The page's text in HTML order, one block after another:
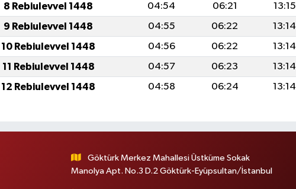
8 Rebiulevvel 1448 04:54 06:21 13:15
9 Rebiulevvel 1448 04:55 06:22 13:14
10 Rebiulevvel 1448 04:56 06:22 13:14
11 Rebiulevvel 1448 04:57 06:23 13:14
12 Rebiulevvel 1448 04:58 06:24 13:14
Göktürk Merkez Mahallesi Üstküme Sokak
Manolya Apt. No.3 D.2 Göktürk-Eyüpsultan/İstanbul